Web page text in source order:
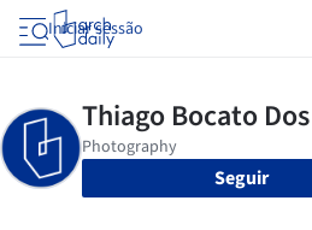
Iniciar sessão
Seguir